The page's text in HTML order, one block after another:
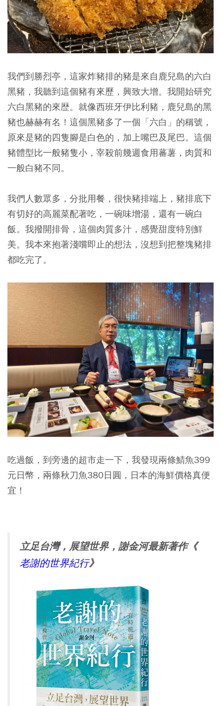
我們到勝烈亭，這家炸豬排的豬是來自鹿兒島的六白
黑豬，我聽到這個豬有來歷，興致大增。我開始研究
六白黑豬的來歴。就像西班牙伊比利豬，鹿兒島的黑
豬也赫赫有名！這個黑豬多了一個「六白」的稱號，
原來是豬的四隻腳是白色的，加上嘴巴及尾巴。這個
豬體型比一般豬隻小，宰殺前幾週食用蕃薯，肉質和
一般白豬不同。
我們人數眾多，分批用餐，很快豬排端上，豬排底下
有切好的高麗菜配著吃，一碗味增湯，還有一碗白
飯。我撥開排骨，這個肉質多汁，感覺甜度特別鮮
美。我本來抱著淺嚐即止的想法，沒想到把整塊豬排
都吃完了。
吃過飯，到旁邊的超市走一下，我發現兩條鯖魚399
元日幣，兩條秋刀魚380日圓，日本的海鮮價格真便
宜！
立足台灣，展望世界，謝金河最新著作《
老謝的世界紀行》